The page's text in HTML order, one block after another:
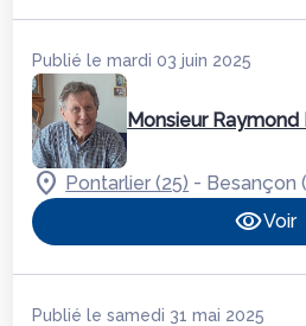
Publié le mardi 03 juin 2025
Monsieur Raymond
Pontarlier (25) - Besançon
Voir
Publié le samedi 31 mai 2025